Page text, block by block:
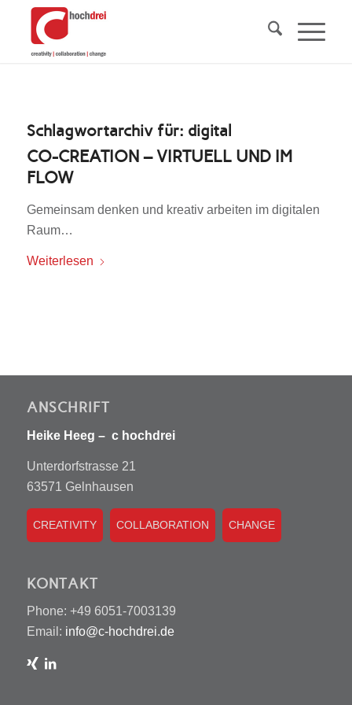
Schlagwortarchiv für: digital
CO-CREATION – VIRTUELL UND IM
FLOW
Gemeinsam denken und kreativ arbeiten im digitalen
Raum…
Weiterlesen
ANSCHRIFT
Heike Heeg – c hochdrei
Unterdorfstrasse 21
63571 Gelnhausen
CREATIVITY COLLABORATION CHANGE
KONTAKT
Phone: +49 6051-7003139
Email: info@c-hochdrei.de